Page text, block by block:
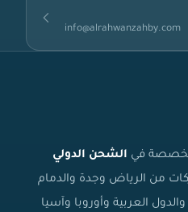
info@alrahwanzahby.com
في الشحن الدولي
من الرياض وجدة والدمام
العربية وأوروبا وآسيا